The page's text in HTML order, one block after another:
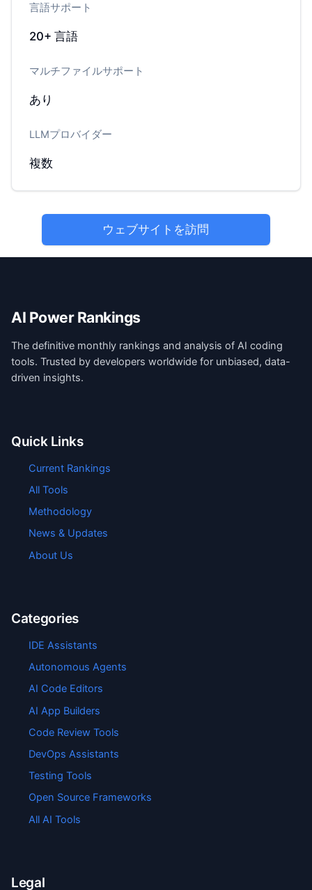
言語サポート
20+言語
マルチファイルサポート
あり
LLMプロバイダー
複数
ウェブサイトを訪問
AI Power Rankings
The definitive monthly rankings and analysis of AI coding
tools. Trusted by developers worldwide for unbiased, data-
driven insights.
Quick Links
Current Rankings
All Tools
Methodology
News & Updates
About Us
Categories
IDE Assistants
Autonomous Agents
AI Code Editors
AI App Builders
Code Review Tools
DevOps Assistants
Testing Tools
Open Source Frameworks
All AI Tools
Legal